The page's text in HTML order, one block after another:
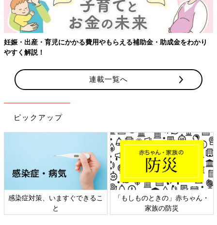
です」
【Q2】卵管が狭かったり、詰まっていると、自覚症
状があるものですか？
【A2】自覚症状はありませんので、気になるかたは検査を受け
ましょう
卵子が出合って受精し、約１週間にわたり受精卵を育てていく大
であれば、手術で狭くなったところや詰まっている部分を広げる
ことができ、自然妊娠を望むことができます。自分の卵管の状態
を知るためにも、まずはレントゲンによる『子宮卵管造影検査』
を受けてみることをお勧めします」
【Q3】現在、不妊治療を続けていますが、卵管造影
検査を受けていません。一度、受けるべきですか？
妊娠・出産・育児にかかる費用やもらえる補助金・助成金をわかり
やすく解説！
連載一覧へ
ピックアップ
感染症対策、いますぐできるこ
と
「もしものときの」赤ちゃん・
家族の防災